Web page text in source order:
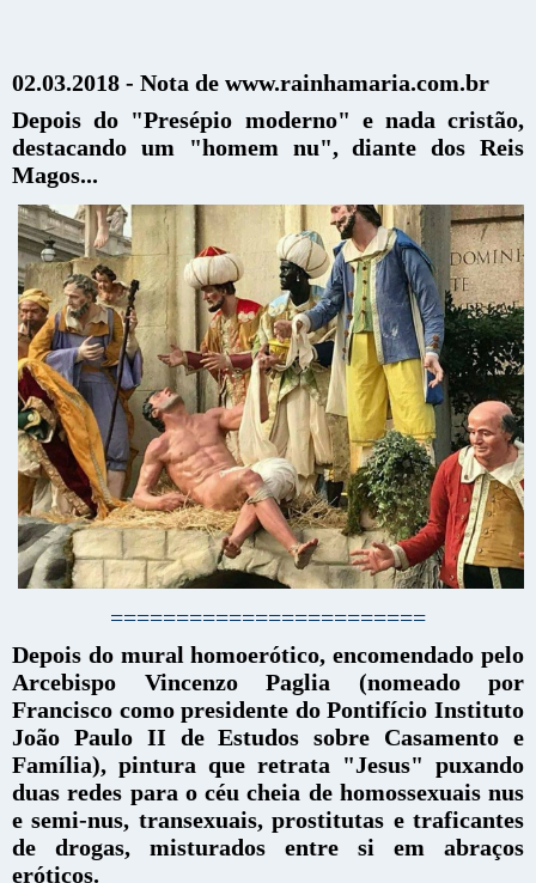
02.03.2018 - Nota de www.rainhamaria.com.br
Depois do "Presépio moderno" e nada cristão,
destacando um "homem nu", diante dos Reis
Magos...
========================
Depois do mural homoerótico, encomendado pelo
Arcebispo Vincenzo Paglia (nomeado por
Francisco como presidente do Pontifício Instituto
João Paulo II de Estudos sobre Casamento e
Família), pintura que retrata "Jesus" puxando
duas redes para o céu cheia de homossexuais nus
e semi-nus, transexuais, prostitutas e traficantes
de drogas, misturados entre si em abraços
eróticos.